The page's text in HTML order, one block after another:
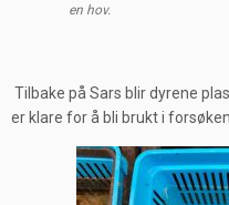
en hov.
Tilbake på Sars blir dyrene
er klare for å bli brukt i